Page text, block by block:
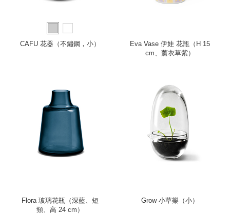
CAFU 花器（不鏽鋼，小）
Eva Vase 伊娃 花瓶（H 15
cm、薰衣草紫）
Flora 玻璃花瓶（深藍、短
頸、高 24 cm）
Grow 小草樂（小）